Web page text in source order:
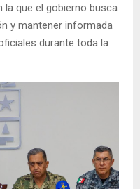
la que el gobierno busca
y mantener informada
durante toda la